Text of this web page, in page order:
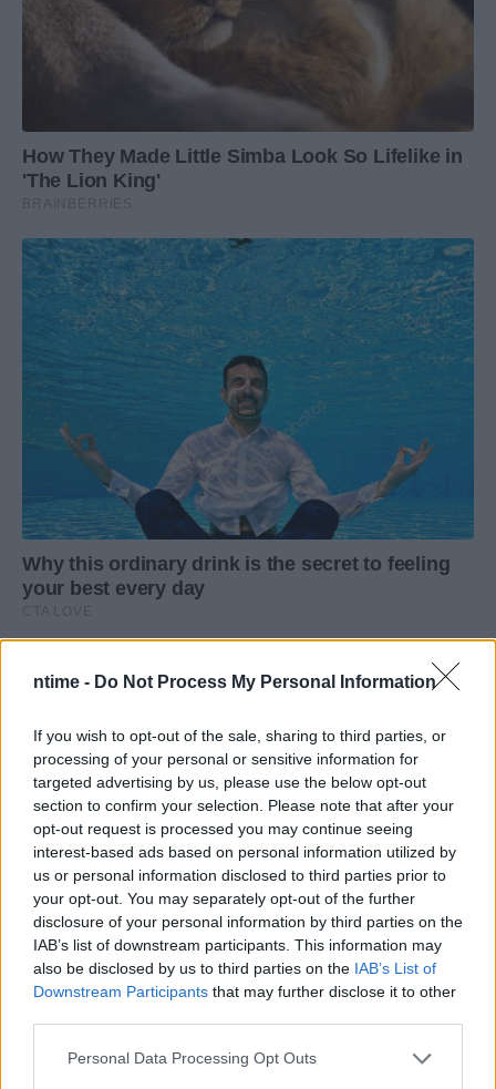
ntime - Do Not Process My Personal Information
If you wish to opt-out of the sale, sharing to third parties, or
processing of your personal or sensitive information for
targeted advertising by us, please use the below opt-out
section to confirm your selection. Please note that after your
opt-out request is processed you may continue seeing
interest-based ads based on personal information utilized by
us or personal information disclosed to third parties prior to
your opt-out. You may separately opt-out of the further
disclosure of your personal information by third parties on the
IAB’s list of downstream participants. This information may
also be disclosed by us to third parties on the IAB’s List of
Downstream Participants that may further disclose it to other
Personal Data Processing Opt Outs